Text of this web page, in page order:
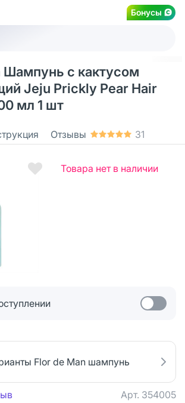
Бонусы
Шампунь с кактусом
Jeju Prickly Pear Hair
мл 1 шт
Отзывы 31
Товара нет в наличии
Flor de Man шампунь
Арт. 354005